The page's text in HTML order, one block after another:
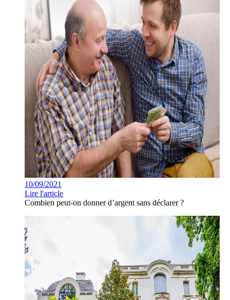
10/09/2021
Lire l'article
Combien peut-on donner d’argent sans déclarer ?